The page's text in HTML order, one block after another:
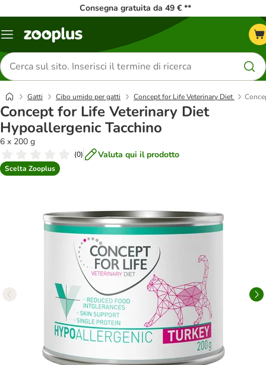
Consegna gratuita da 49 € **
Overview
Cerca
prodotti
Gatti Cibo umido per gatti Concept for Life Veterinary Diet
Concept for Life Veterinary Diet
Hypoallergenic Tacchino
6 x 200 g
(0) Valuta qui il prodotto
Scelta Zooplus